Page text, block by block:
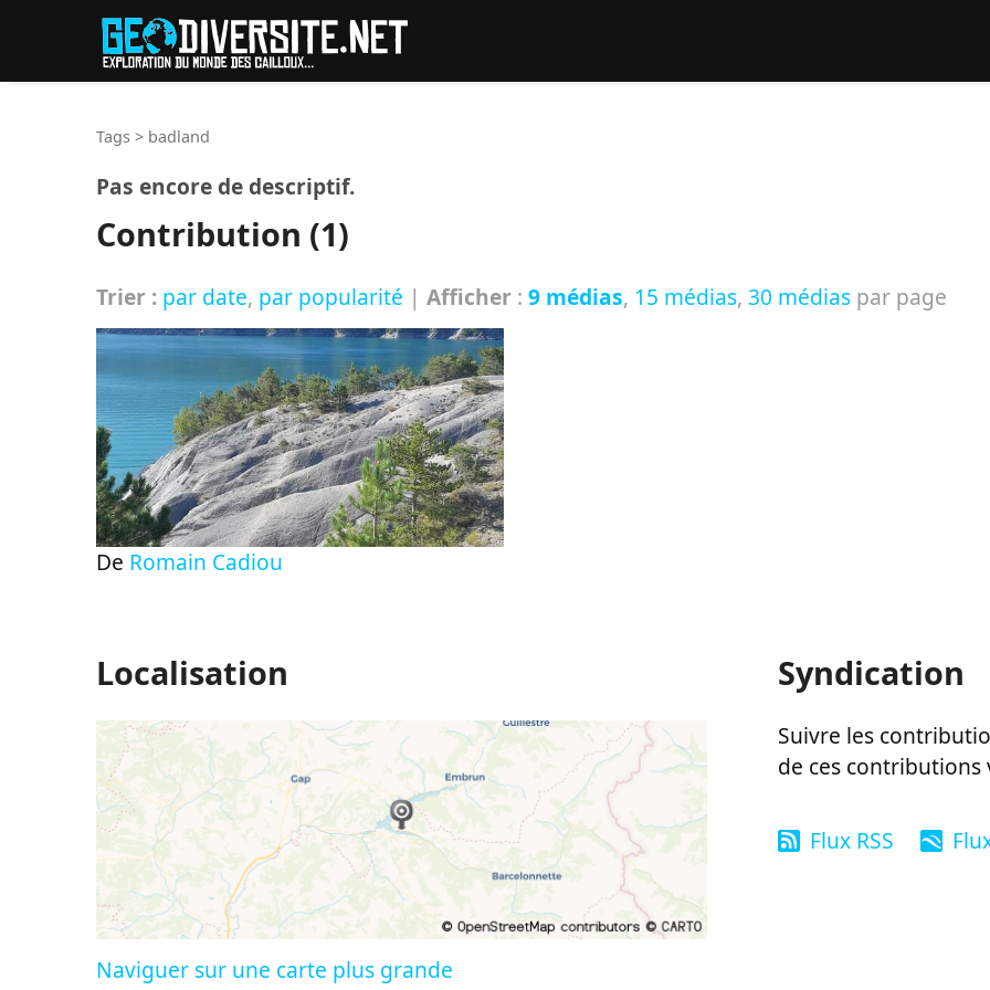
Tags > badland
Pas encore de descriptif.
Contribution (1)
Trier : par date, par popularité | Afficher : 9 médias, 15 médias, 30 médias par page
De Romain Cadiou
Localisation
Naviguer sur une carte plus grande
Syndication
Suivre les
de ces
Flux RSS